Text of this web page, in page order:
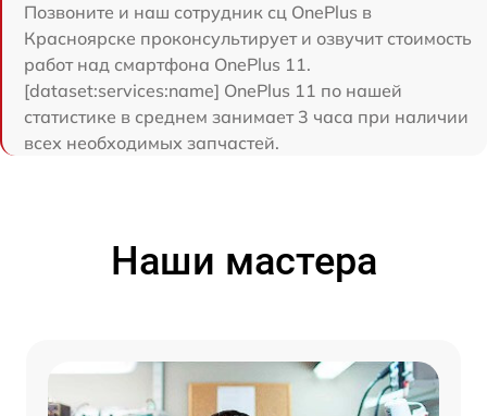
Позвоните и наш сотрудник сц OnePlus в
Красноярске проконсультирует и озвучит стоимость
работ над смартфона OnePlus 11.
[dataset:services:name] OnePlus 11 по нашей
статистике в среднем занимает 3 часа при наличии
всех необходимых запчастей.
Наши мастера